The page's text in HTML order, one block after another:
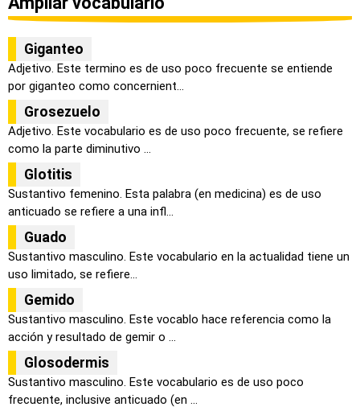
Giganteo
Adjetivo. Este termino es de uso poco frecuente se entiende
por giganteo como concernient...
Grosezuelo
Adjetivo. Este vocabulario es de uso poco frecuente, se refiere
como la parte diminutivo ...
Glotitis
Sustantivo femenino. Esta palabra (en medicina) es de uso
anticuado se refiere a una infl...
Guado
Sustantivo masculino. Este vocabulario en la actualidad tiene un
uso limitado, se refiere...
Gemido
Sustantivo masculino. Este vocablo hace referencia como la
acción y resultado de gemir o ...
Glosodermis
Sustantivo masculino. Este vocabulario es de uso poco
frecuente, inclusive anticuado (en ...